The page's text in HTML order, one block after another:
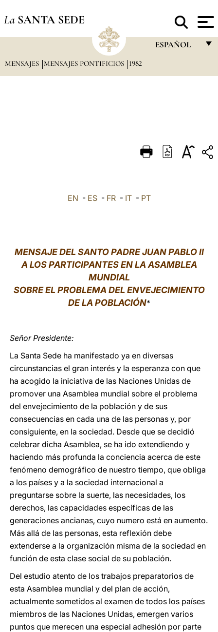
La SANTA SEDE
ESPAÑOL
DEUTSCH
MENSAJES MENSAJES PONTIFICIOS 1982
EN - ES- FR- IT- PT
MENSAJE DEL SANTO PADRE JUAN PABLO II
A LOS PARTICIPANTES EN LA ASAMBLEA
MUNDIAL
SOBRE EL PROBLEMA DEL ENVEJECIMIENTO
DE LA POBLACIÓN*
Señor Presidente:
La Santa Sede ha manifestado ya en diversas
circunstancias el gran interés y la esperanza con que
ha acogido la iniciativa de las Naciones Unidas de
promover una Asamblea mundial sobre el problema
del envejecimiento de la población y de sus
consecuencias en cada una de las personas y, por
consiguiente, en la sociedad. Desde que se decidió
celebrar dicha Asamblea, se ha ido extendiendo y
haciendo más profunda la conciencia acerca de este
fenómeno demográfico de nuestro tiempo, que obliga
a los países y a la sociedad internacional a
preguntarse sobre la suerte, las necesidades, los
derechos, las capacidades específicas de las
generaciones ancianas, cuyo numero está en aumento.
Más allá de las personas, esta reflexión debe
extenderse a la organización misma de la sociedad en
función de esta clase social de su población.
Del estudio atento de los trabajos preparatorios de
esta Asamblea mundial y del plan de acción,
actualmente sometidos al examen de todos los países
miembros de las Naciones Unidas, emergen varios
puntos que merecen una especial adhesión por parte